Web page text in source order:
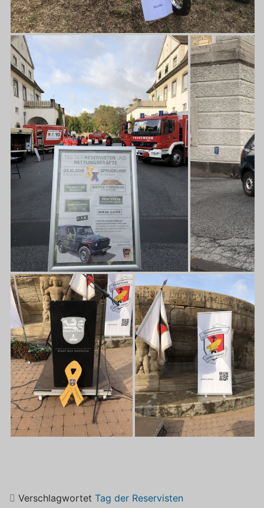
Verschlagwortet Tag der Reservisten